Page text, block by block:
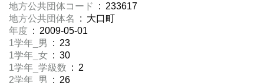
地方公共団体コード
: 233617
地方公共団体名
: 大口町
年度 : 2009-05-01
1学年_男
: 23
1学年_女 : 30
1学年_学級数 : 2
2学年_男
: 26